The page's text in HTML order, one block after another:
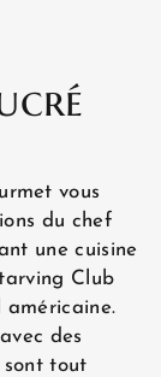
vous
du chef
une cuisine
Club
américaine.
des
tout